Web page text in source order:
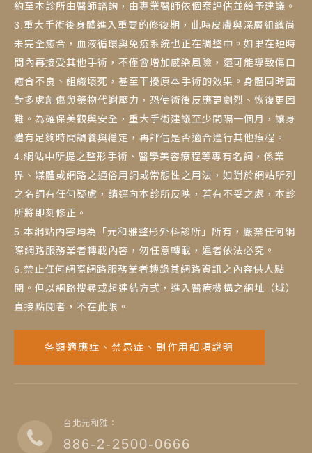
約至本診所由醫師諮詢，由專業醫師依個案評估並給予建議。
3.重大手術後身體進入重要的修復期，此時皮膚與深層組織尚
未完全癒合，血液循環與免疫系統也正在調整中。如果在短時
間內再接受其他手術，不僅會增加感染風險，還可能導致傷口
癒合不良、組織壞死，甚至干擾原本手術的效果。身體同時面
對多處創傷與藥物代謝壓力，恐使術後反應更劇烈、恢復更困
難。為確保美觀與安全，重大手術建議至少間隔一個月，讓身
體有足夠時間調養與穩定，再評估是否適合進行其他療程。
4.網站中所提之整形手術、醫學美容療程等專有名詞，係業
界、媒體或網路之通俗用詞或常態性之用法，如對於網站所列
之名詞有任何疑慮，請逕向本診所反映，若有不妥之處，本診
所將即刻修正。
5.本網站內容均為「元和雅整形外科診所」所有，嚴禁任何網
際網路服務業者轉載內容，勿任意轉載，違者依法必究。
6.禁止任何網際網路服務業者轉錄其網路資訊之內容供人點
閱。但以網路搜尋或超連結方式，進入醫療機構之網址（域）
直接點閱者，不在此限。
各類適應症、禁忌症、副作用細項說明
台北元和雅：
886-2-2500-0666